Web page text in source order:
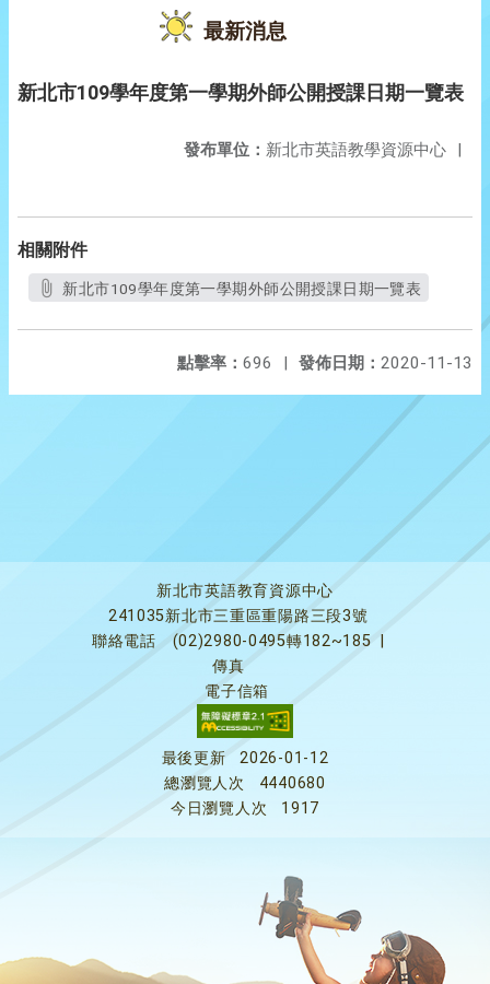
最新消息
新北市109學年度第一學期外師公開授課日期一覽表
發布單位： 新北市英語教學資源中心 |
相關附件
新北市109學年度第一學期外師公開授課日期一覽表
發佈日期： 2020-11-13
點擊率： 696 |
新北市英語教育資源中心
241035新北市三重區重陽路三段3號
聯絡電話
(02)2980-0495轉182~185
傳真
電子信箱
最後更新
2026-01-12
總瀏覽人次
4440680
今日瀏覽人次
1917